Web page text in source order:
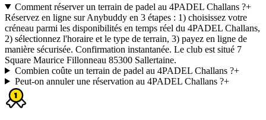
Comment réserver un terrain de padel au 4PADEL Challans ?+
Réservez en ligne sur Anybuddy en 3 étapes : 1) choisissez votre
créneau parmi les disponibilités en temps réel du 4PADEL Challans,
2) sélectionnez l'horaire et le type de terrain, 3) payez en ligne de
manière sécurisée. Confirmation instantanée. Le club est situé 7
Square Maurice Fillonneau 85300 Sallertaine.
Combien coûte un terrain de padel au 4PADEL Challans ?+
Peut-on annuler une réservation au 4PADEL Challans ?+